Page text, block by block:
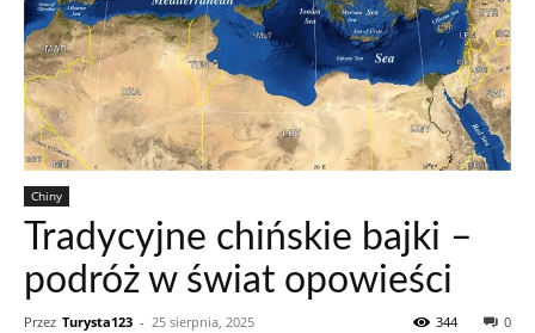
Chiny
Tradycyjne chińskie bajki –
podróż w świat opowieści
Przez Turysta123 - 25 sierpnia, 2025 0
344